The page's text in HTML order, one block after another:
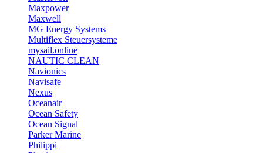
Maxpower
Maxwell
MG Energy Systems
Multiflex Steuersysteme
mysail.online
NAUTIC CLEAN
Navionics
Navisafe
Nexus
Oceanair
Ocean Safety
Ocean Signal
Parker Marine
Philippi